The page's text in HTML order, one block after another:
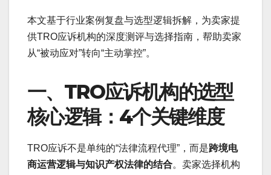
本文基于行业案例复盘与选型逻辑拆解，为卖家提
供TRO应诉机构的深度测评与选择指南，帮助卖家
从“被动应对”转向“主动掌控”。
一、TRO应诉机构的选型
核心逻辑：4个关键维度
TRO应诉不是单纯的“法律流程代理”，而是跨境电
商运营逻辑与知识产权法律的结合。卖家选择机构